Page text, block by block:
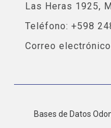
Las Heras 1925,
Teléfono: +598
Correo
Bases de Datos